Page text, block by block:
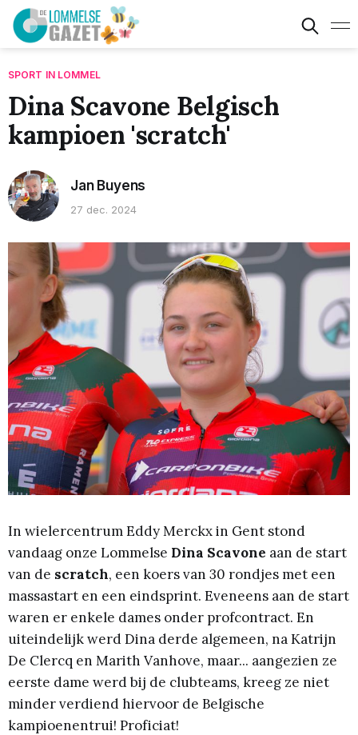
SPORT IN LOMMEL
Dina Scavone Belgisch
kampioen 'scratch'
Jan Buyens
27 dec. 2024
In wielercentrum Eddy Merckx in Gent stond
vandaag onze Lommelse Dina Scavone aan de start
van de scratch, een koers van 30 rondjes met een
massastart en een eindsprint. Eveneens aan de start
waren er enkele dames onder profcontract. En
uiteindelijk werd Dina derde algemeen, na Katrijn
De Clercq en Marith Vanhove, maar... aangezien ze
eerste dame werd bij de clubteams, kreeg ze niet
minder verdiend hiervoor de Belgische
kampioenentrui! Proficiat!